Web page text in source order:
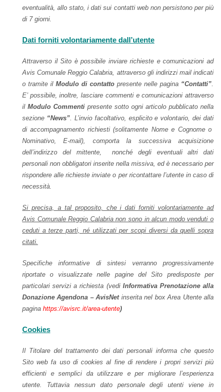
eventualità, allo stato, i dati sui contatti web non persistono per più
di 7 giorni.
Dati forniti volontariamente dall’utente
Attraverso il Sito è possibile inviare richieste e comunicazioni ad
Avis Comunale Reggio Calabria, attraverso gli indirizzi mail indicati
o tramite il Modulo di contatto presente nelle pagina “Contatti”.
E’ possibile, inoltre, lasciare commenti e comunicazioni attraverso
il Modulo Commenti presente sotto ogni articolo pubblicato nella
sezione “News”. L’invio facoltativo, esplicito e volontario, dei dati
di accompagnamento richiesti (solitamente Nome e Cognome o
Nominativo, E-mail), comporta la successiva acquisizione
dell’indirizzo del mittente, nonché degli eventuali altri dati
personali non obbligatori inserite nella missiva, ed è necessario per
rispondere alle richieste inviate o per ricontattare l’utente in caso di
necessità.
Si precisa, a tal proposito, che i dati forniti volontariamente ad
Avis Comunale Reggio Calabria non sono in alcun modo venduti o
ceduti a terze parti, né utilizzati per scopi diversi da quelli sopra
citati.
Specifiche informative di sintesi verranno progressivamente
riportate o visualizzate nelle pagine del Sito predisposte per
particolari servizi a richiesta (vedi Informativa Prenotazione alla
Donazione Agendona – AvisNet inserita nel box Area Utente alla
pagina https://avisrc.it/area-utente)
Cookies
Il Titolare del trattamento dei dati personali informa che questo
Sito web fa uso di cookies al fine di rendere i propri servizi più
efficienti e semplici da utilizzare e per migliorare l’esperienza
utente. Tuttavia nessun dato personale degli utenti viene in